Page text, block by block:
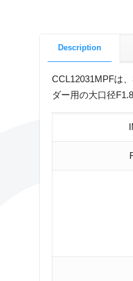
Description
CCL12031MPFは
ダー用の大口径